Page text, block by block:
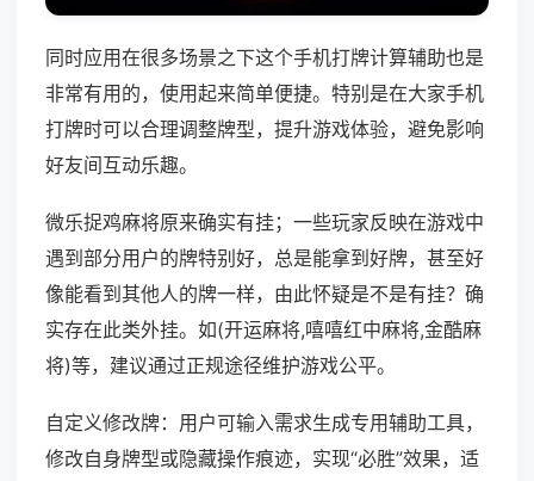
同时应用在很多场景之下这个手机打牌计算辅助也是
非常有用的，使用起来简单便捷。特别是在大家手机
打牌时可以合理调整牌型，提升游戏体验，避免影响
好友间互动乐趣。
微乐捉鸡麻将原来确实有挂；一些玩家反映在游戏中
遇到部分用户的牌特别好，总是能拿到好牌，甚至好
像能看到其他人的牌一样，由此怀疑是不是有挂？确
实存在此类外挂。如(开运麻将,嘻嘻红中麻将,金酷麻
将)等，建议通过正规途径维护游戏公平。
自定义修改牌：用户可输入需求生成专用辅助工具，
修改自身牌型或隐藏操作痕迹，实现“必胜”效果，适